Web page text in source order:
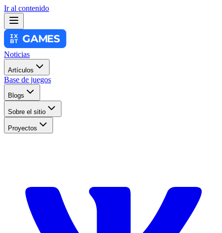
Ir al contenido
Noticias
Artículos
Base de juegos
Blogs
Sobre el sitio
Proyectos